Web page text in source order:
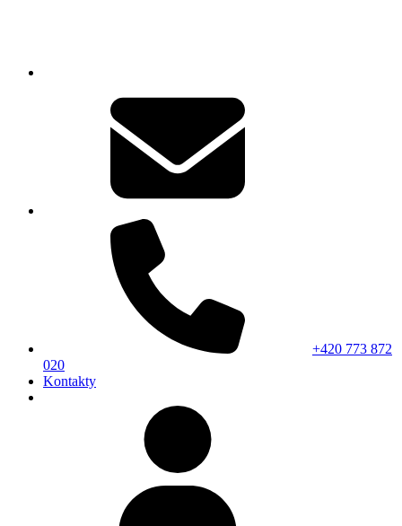
+420 773 872
020
Kontakty